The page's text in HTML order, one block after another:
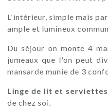
L'intérieur, simple mais
ample et lumineux
Du séjour on monte 4
jumeaux que l'on peut
mansarde munie de 3
Linge de lit et serviettes
de chez soi.